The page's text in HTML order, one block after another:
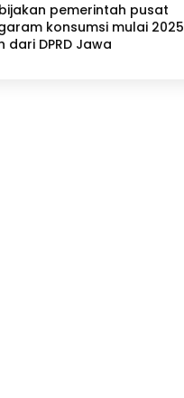
pemerintah pusat
konsumsi mulai 2025
DPRD Jawa